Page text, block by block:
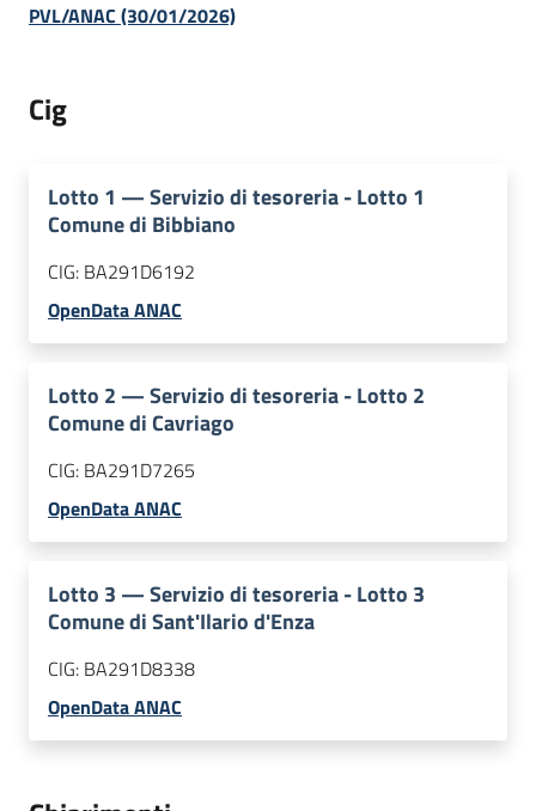
PVL/ANAC (30/01/2026)
Cig
Lotto 1 —Servizio di tesoreria - Lotto 1
Comune di Bibbiano
CIG: BA291D6192
OpenData ANAC
Lotto 2 —Servizio di tesoreria - Lotto 2
Comune di Cavriago
CIG: BA291D7265
OpenData ANAC
Lotto 3 —Servizio di tesoreria - Lotto 3
Comune di Sant'Ilario d'Enza
CIG: BA291D8338
OpenData ANAC